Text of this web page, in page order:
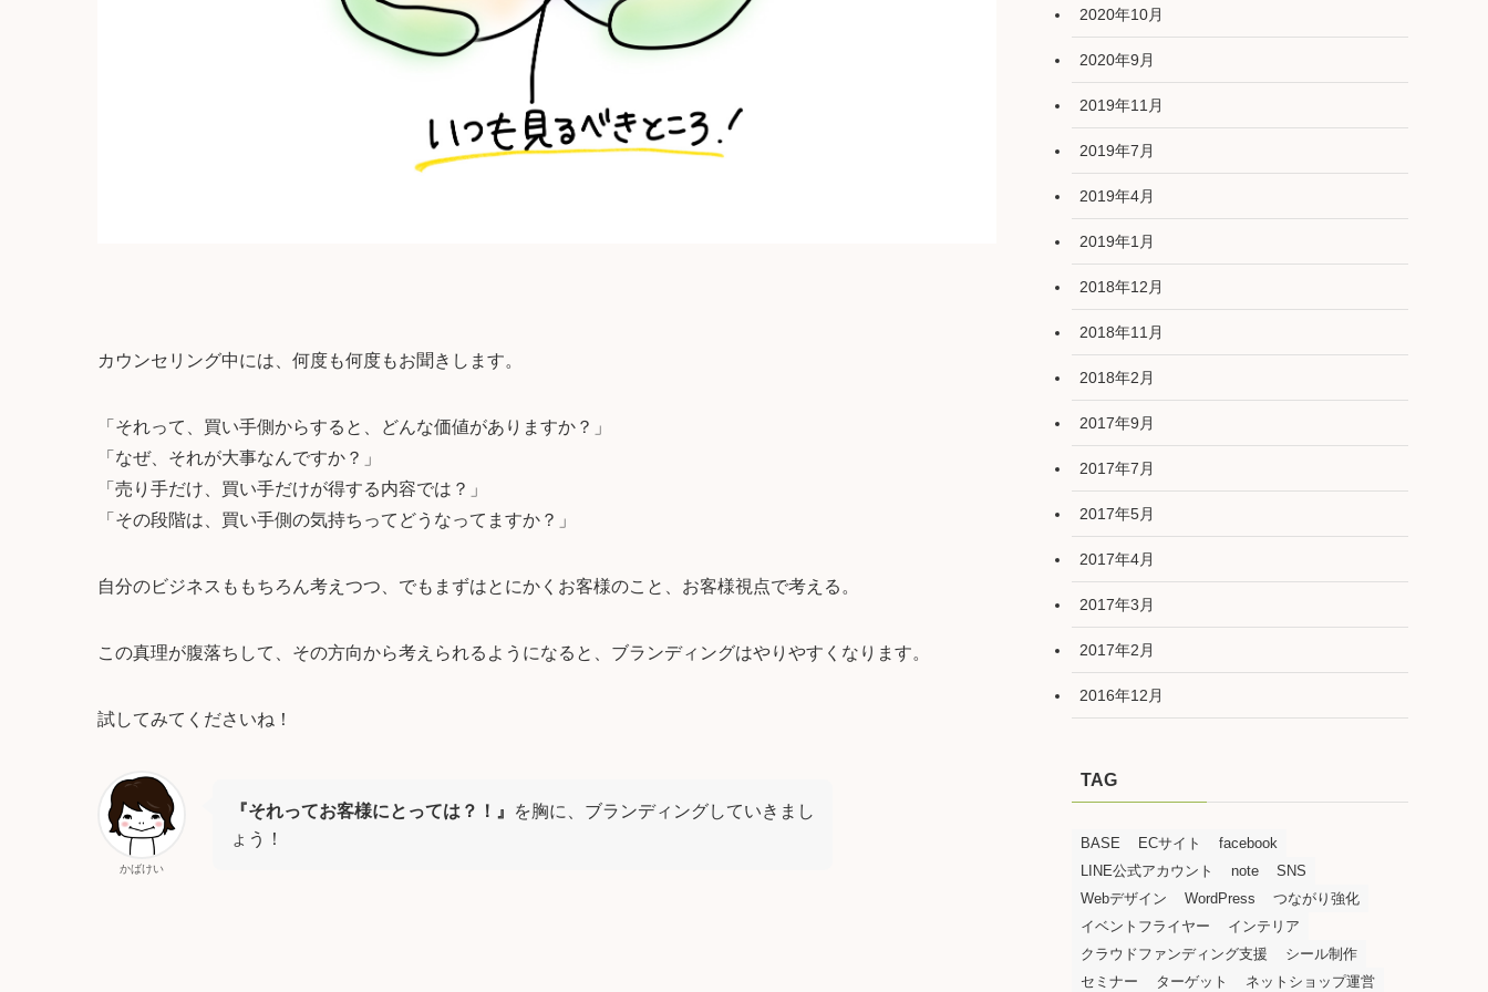
カウンセリング中には、何度も何度もお聞きします。
「それって、買い手側からすると、どんな価値がありますか？」
「なぜ、それが大事なんですか？」
「売り手だけ、買い手だけが得する内容では？」
「その段階は、買い手側の気持ちってどうなってますか？」
自分のビジネスももちろん考えつつ、でも まずはとにかくお客様のこと、お客様視点で考える 。
この真理が腹落ちして、その方向から考えられるようになると、ブランディングはやりやすくなります。
試してみてくださいね！
かばけい
『それってお客様にとっては？！』
を胸に、ブランディングしていきまし
ょう！
2020年10月
2020年9月
2019年11月
2019年7月
2019年4月
2019年1月
2018年12月
2018年11月
2018年2月
2017年9月
2017年7月
2017年5月
2017年4月
2017年3月
2017年2月
2016年12月
TAG
BASE ECサイト
facebook
LINE公式アカウント
note
SNS
Webデザイン
WordPress
つながり強化
イベントフライヤー
インテリア
クラウドファンディング支援
シール制作
セミナー
ターゲット ネットショップ運営